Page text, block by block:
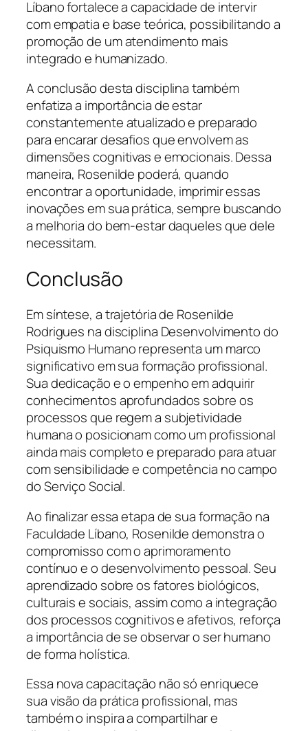
Líbano fortalece a capacidade de intervir
com empatia e base teórica, possibilitando a
promoção de um atendimento mais
integrado e humanizado.
A conclusão desta disciplina também
enfatiza a importância de estar
constantemente atualizado e preparado
para encarar desafios que envolvem as
dimensões cognitivas e emocionais. Dessa
maneira, Rosenilde poderá, quando
encontrar a oportunidade, imprimir essas
inovações em sua prática, sempre buscando
a melhoria do bem-estar daqueles que dele
necessitam.
Conclusão
Em síntese, a trajetória de Rosenilde
Rodrigues na disciplina Desenvolvimento do
Psiquismo Humano representa um marco
significativo em sua formação profissional.
Sua dedicação e o empenho em adquirir
conhecimentos aprofundados sobre os
processos que regem a subjetividade
humana o posicionam como um profissional
ainda mais completo e preparado para atuar
com sensibilidade e competência no campo
do Serviço Social.
Ao finalizar essa etapa de sua formação na
Faculdade Líbano, Rosenilde demonstra o
compromisso com o aprimoramento
contínuo e o desenvolvimento pessoal. Seu
aprendizado sobre os fatores biológicos,
culturais e sociais, assim como a integração
dos processos cognitivos e afetivos, reforça
a importância de se observar o ser humano
de forma holística.
Essa nova capacitação não só enriquece
sua visão da prática profissional, mas
também o inspira a compartilhar e